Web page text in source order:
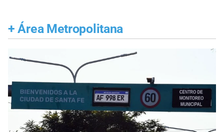
+ Área Metropolitana